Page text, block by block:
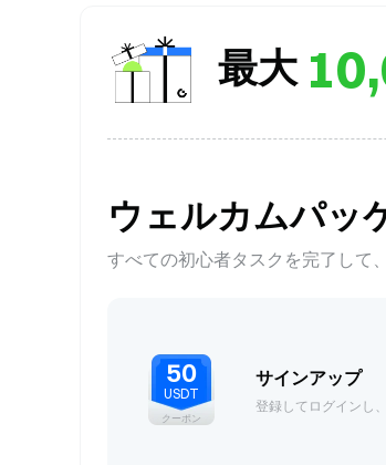
最大
ウェルカムパッ
すべての初心者タスクを完了して、
50
USDT
クーポン
サインアップ
登録してログインし